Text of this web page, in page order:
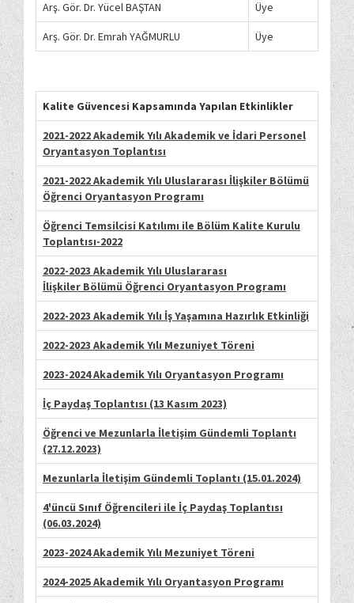
Arş. Gör. Dr. Yücel BAŞTAN Üye
Arş. Gör. Dr. Emrah YAĞMURLU Üye
Kalite Güvencesi Kapsamında Yapılan Etkinlikler
2021-2022Akademik Yılı Akademik ve İdari Personel
Oryantasyon Toplantısı
2021-2022 Akademik Yılı Uluslararası İlişkiler Bölümü
Öğrenci Oryantasyon Programı
Öğrenci Temsilcisi Katılımı ile Bölüm Kalite Kurulu
Toplantısı-2022
2022-2023 Akademik Yılı Uluslararası
İlişkiler Bölümü Öğrenci Oryantasyon Programı
2022-2023 Akademik Yılı İş Yaşamına Hazırlık Etkinliği
2022-2023 Akademik Yılı Mezuniyet Töreni
2023-2024 Akademik Yılı Oryantasyon Programı
İç Paydaş Toplantısı (13 Kasım 2023)
Öğrenci ve Mezunlarla İletişim Gündemli Toplantı
(27.12.2023)
Mezunlarla İletişim Gündemli Toplantı (15.01.2024)
4'üncü Sınıf Öğrencileri ile İç Paydaş Toplantısı
(06.03.2024)
2023-2024 Akademik Yılı Mezuniyet Töreni
2024-2025 Akademik Yılı Oryantasyon Programı